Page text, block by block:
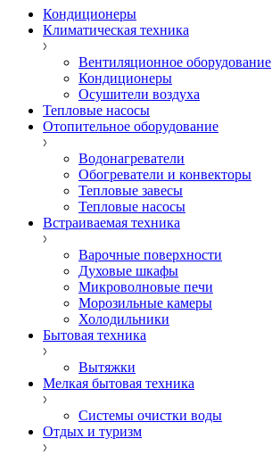
Кондиционеры
Климатическая техника
Вентиляционное оборудование
Кондиционеры
Осушители воздуха
Тепловые насосы
Отопительное оборудование
Водонагреватели
Обогреватели и конвекторы
Тепловые завесы
Тепловые насосы
Встраиваемая техника
Варочные поверхности
Духовые шкафы
Микроволновые печи
Морозильные камеры
Холодильники
Бытовая техника
Вытяжки
Мелкая бытовая техника
Системы очистки воды
Отдых и туризм